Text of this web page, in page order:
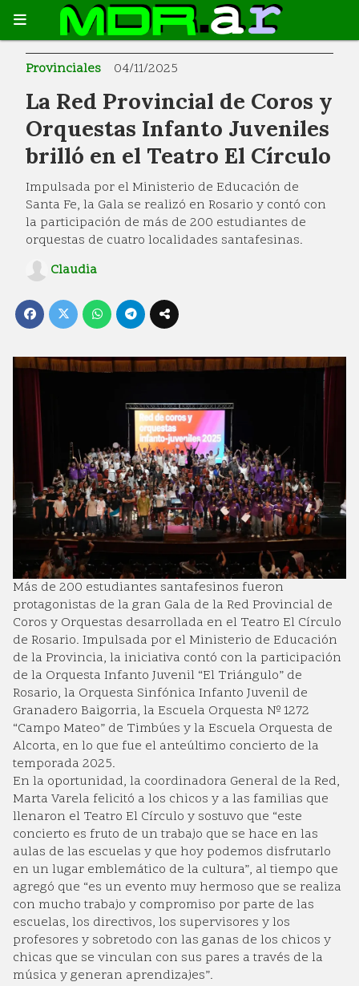
La Red Provincial de Coros y
Orquestas Infanto Juveniles
brilló en el Teatro El Círculo
Impulsada por el Ministerio de Educación de
Santa Fe, la Gala se realizó en Rosario y contó con
la participación de más de 200 estudiantes de
orquestas de cuatro localidades santafesinas.
Provinciales 04/11/2025
Claudia
Más de 200 estudiantes santafesinos fueron
protagonistas de la gran Gala de la Red Provincial de
Coros y Orquestas desarrollada en el Teatro El Círculo
de Rosario. Impulsada por el Ministerio de Educación
de la Provincia, la iniciativa contó con la participación
de la Orquesta Infanto Juvenil “El Triángulo” de
Rosario, la Orquesta Sinfónica Infanto Juvenil de
Granadero Baigorria, la Escuela Orquesta Nº 1272
“Campo Mateo” de Timbúes y la Escuela Orquesta de
Alcorta, en lo que fue el anteúltimo concierto de la
temporada 2025.
En la oportunidad, la coordinadora General de la Red,
Marta Varela felicitó a los chicos y a las familias que
llenaron el Teatro El Círculo y sostuvo que “este
concierto es fruto de un trabajo que se hace en las
aulas de las escuelas y que hoy podemos disfrutarlo
en un lugar emblemático de la cultura”, al tiempo que
agregó que “es un evento muy hermoso que se realiza
con mucho trabajo y compromiso por parte de las
escuelas, los directivos, los supervisores y los
profesores y sobretodo con las ganas de los chicos y
chicas que se vinculan con sus pares a través de la
música y generan aprendizajes”.